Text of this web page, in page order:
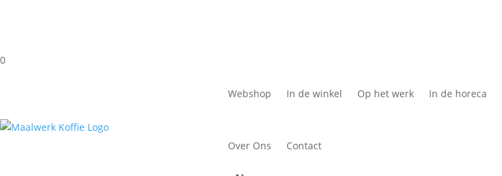
0
Webshop In de winkel Op het werk In de horeca
Over Ons Contact